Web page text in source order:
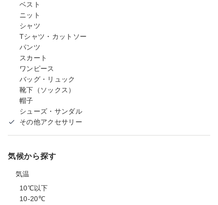
ベスト
ニット
シャツ
Tシャツ・カットソー
パンツ
スカート
ワンピース
バッグ・リュック
靴下（ソックス）
帽子
シューズ・サンダル
その他アクセサリー
気候から探す
気温
10℃以下
10-20℃